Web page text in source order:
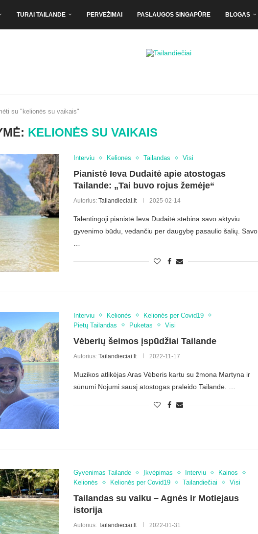
TURAI TAILANDE PERVEŽIMAI PASLAUGOS SINGAPŪRE BLOGAS
su "kelionės su vaikais"
KELIONĖS SU VAIKAIS
Interviu Kelionės Tailandas Visi
Pianistė Ieva Dudaitė apie atostogas
Tailande: „Tai buvo rojus žemėje“
Autorius: Tailandieciai.lt 2025-02-14
Talentingoji pianistė Ieva Dudaitė stebina savo aktyviu
gyvenimo būdu, vedančiu per daugybę pasaulio šalių. Savo
…
Interviu Kelionės
Kelionės per Covid19
Pietų Tailandas
Puketas Visi
Vėberių šeimos įspūdžiai Tailande
Autorius: Tailandieciai.lt 2022-11-17
Muzikos atlikėjas Aras Vėberis kartu su žmona Martyna ir
sūnumi Nojumi sausį atostogas praleido Tailande. …
Gyvenimas Tailande Įkvėpimas Interviu
Kainos
Kelionės
Kelionės per Covid19 Tailandiečiai Visi
Tailandas su vaiku – Agnės ir Motiejaus
istorija
Autorius: Tailandieciai.lt 2022-01-31